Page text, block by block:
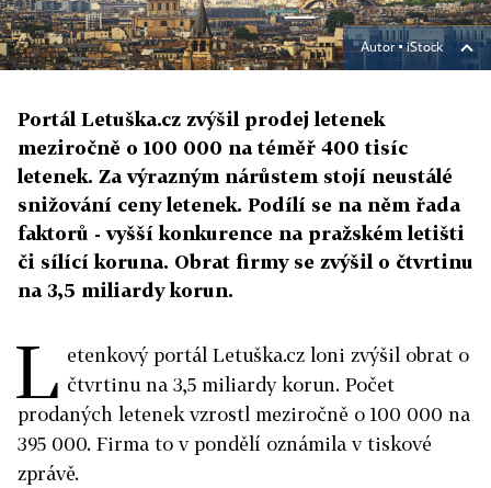
Autor ▪iStock
Portál Letuška.cz zvýšil prodej letenek
meziročně o 100 000 na téměř 400 tisíc
letenek. Za výrazným nárůstem stojí neustálé
snižování ceny letenek. Podílí se na něm řada
faktorů - vyšší konkurence na pražském letišti
či sílící koruna. Obrat firmy se zvýšil o čtvrtinu
na 3,5 miliardy korun.
L etenkový portál Letuška.cz loni zvýšil obrat o
čtvrtinu na 3,5 miliardy korun. Počet
prodaných letenek vzrostl meziročně o 100 000 na
395 000. Firma to v pondělí oznámila v tiskové
zprávě.